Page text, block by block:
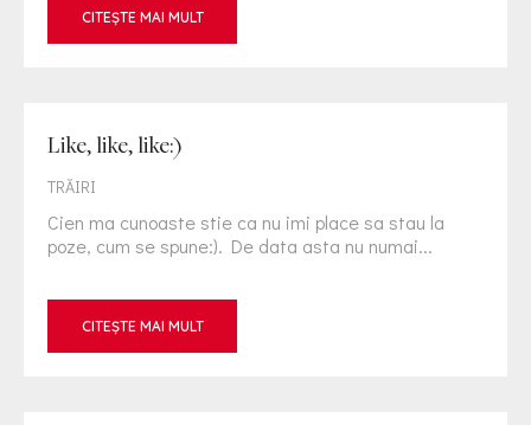
CITEȘTE MAI MULT
Like, like, like:)
TRĂIRI
Cien ma cunoaste stie ca nu imi place sa stau la
poze, cum se spune:). De data asta nu numai...
CITEȘTE MAI MULT